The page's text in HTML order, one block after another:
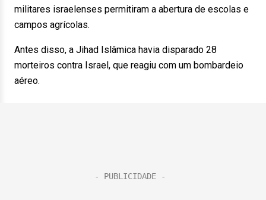
militares israelenses permitiram a abertura de escolas e
campos agrícolas.
Antes disso, a Jihad Islâmica havia disparado 28
morteiros contra Israel, que reagiu com um bombardeio
aéreo.